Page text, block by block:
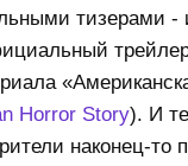
тизерами -
Horror Story). И
наконец-то